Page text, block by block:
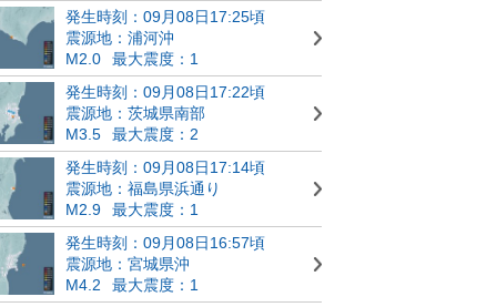
発生時刻：09月08日17:25頃
震源地：浦河沖
M2.0
最大震度：1
発生時刻：09月08日17:22頃
震源地：茨城県南部
M3.5
最大震度：2
発生時刻：09月08日17:14頃
震源地：福島県浜通り
M2.9
最大震度：1
発生時刻：09月08日16:57頃
震源地：宮城県沖
M4.2
最大震度：1